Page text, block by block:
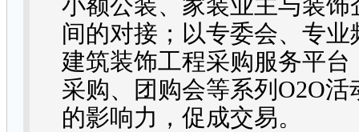
小额公装、家装业主与装
间的对接；以专委会、专
建筑装饰工程采购服务平
采购、团购会等系列 O2O活
的影响力，促成交易。